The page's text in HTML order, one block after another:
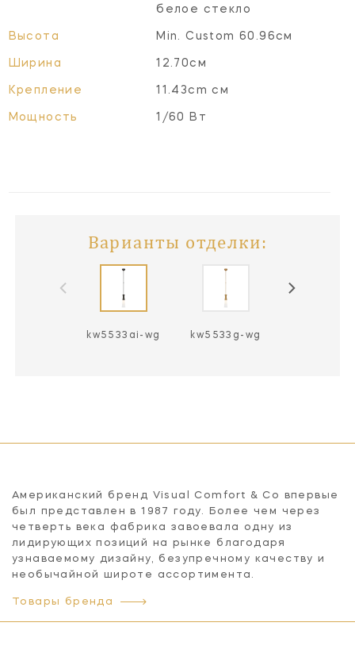
белое стекло
Высота Min. Custom 60.96см
Ширина 12.70см
Крепление 11.43cm см
Мощность 1/60 Вт
Варианты отделки:
kw5533ai-wg kw5533g-wg
Американский бренд Visual Comfort & Co впервые
был представлен в 1987 году. Более чем через
четверть века фабрика завоевала одну из
лидирующих позиций на рынке благодаря
узнаваемому дизайну, безупречному качеству и
необычайной широте ассортимента.
Товары бренда